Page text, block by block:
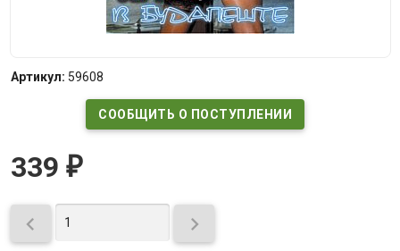
Артикул: 59608
СООБЩИТЬ О ПОСТУПЛЕНИИ
339 ₽
 